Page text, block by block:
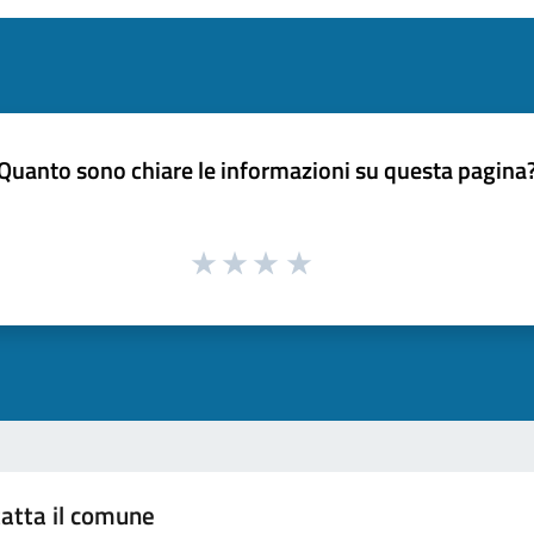
sono chiare le informazioni su questa
il comune